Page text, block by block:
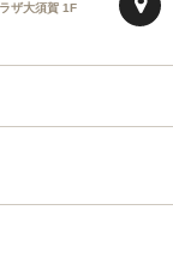
ザ大須賀 1F